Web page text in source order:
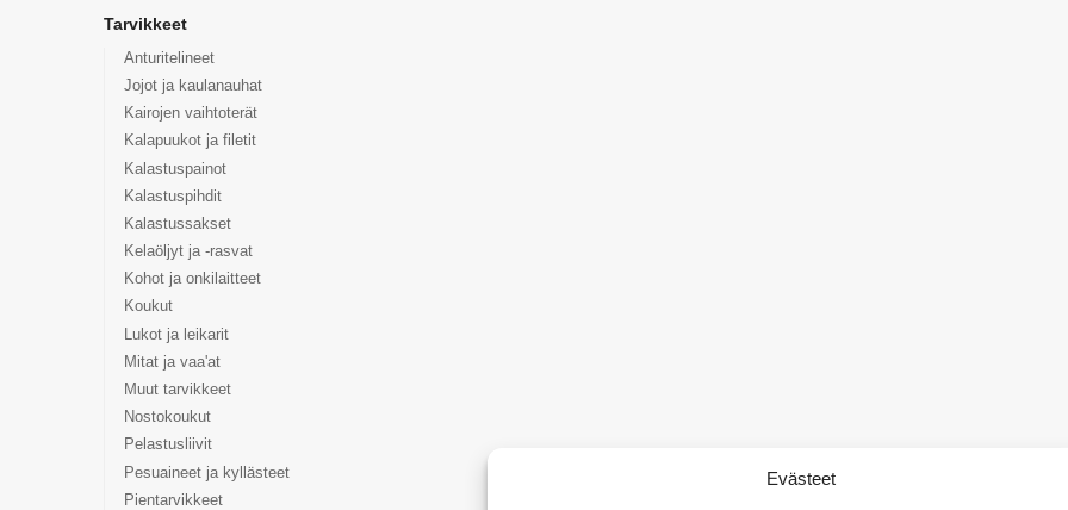
Evästeet
Tarvikkeet
Anturitelineet
Jojot ja kaulanauhat
Kairojen vaihtoterät
Kalapuukot ja filetit
Kalastuspainot
Kalastuspihdit
Kalastussakset
Kelaöljyt ja -rasvat
Kohot ja onkilaitteet
Koukut
Lukot ja leikarit
Mitat ja vaa'at
Muut tarvikkeet
Nostokoukut
Pelastusliivit
Pesuaineet ja kyllästeet
Pientarvikkeet